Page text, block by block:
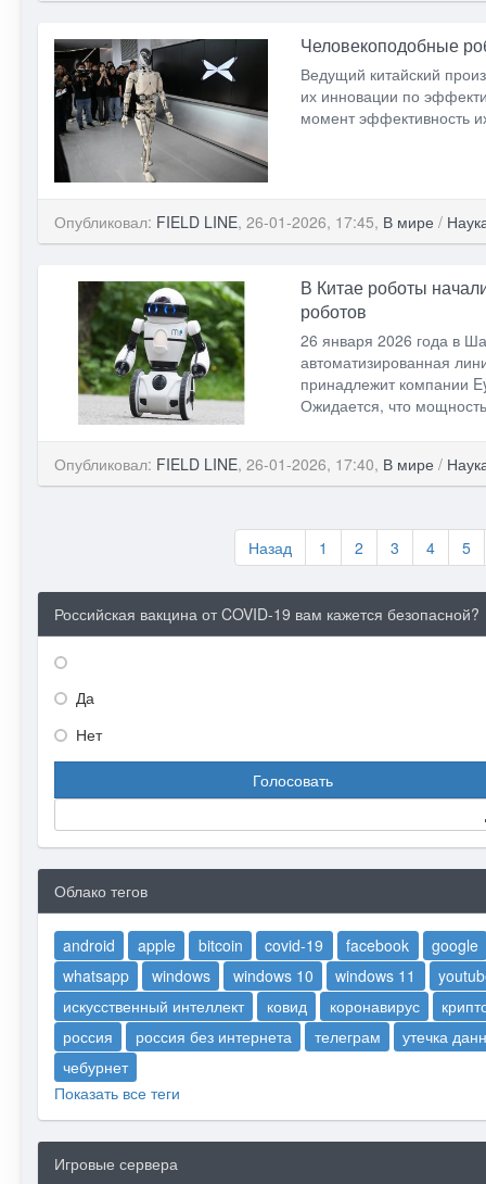
Человекоподобные
Ведущий китайский
их инновации по
момент эффективность
Опубликовал: FIELD LINE, 26-01-2026, 17:45, В мире /
В Китае роботы
роботов
26 января 2026 года в
автоматизированная
принадлежит компании
Ожидается, что
Опубликовал: FIELD LINE, 26-01-2026, 17:40, В мире /
Назад 1 2 3 4 5
Российская вакцина от COVID-19 вам кажется безопасной?
Да
Нет
Голосовать
Облако тегов
android apple bitcoin covid-19 facebook
google
whatsapp
windows windows 10 windows 11
искусственный интеллект
ковид коронавирус
россия
россия без интернета телеграм
утечка
чебурнет
Показать все теги
Игровые сервера